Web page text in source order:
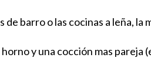
barro o las cocinas a leña,
y una cocción mas